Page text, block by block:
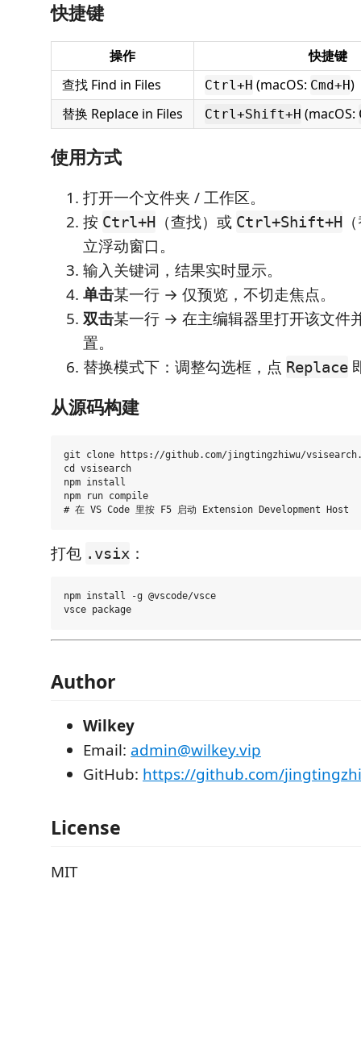
快捷键
操作
快捷键
查找 Find in Files
Ctrl+H (macOS: Cmd+H)
替换 Replace in Files
Ctrl+Shift+H (macOS:
使用方式
打开一个文件夹 / 工作区。
按 Ctrl+H （查找）或 Ctrl+Shift+H
立浮动窗口。
输入关键词，结果实时显示。
单击某一行 → 仅预览，不切走焦点。
双击某一行 → 在主编辑器里打开该文件
置。
替换模式下：调整勾选框，点 Replace
从源码构建
git clone https://github.com/jingtingzhiwu/
cd vsisearch
npm install
npm run compile
打包 .vsix ：
npm install -g @vscode/vsce
Author
Wilkey
Email: admin@wilkey.vip
GitHub: https://github.com/
License
MIT